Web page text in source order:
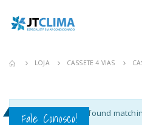
LOJA CASSETE 4 VIAS
No products were found
Fale Conosco!